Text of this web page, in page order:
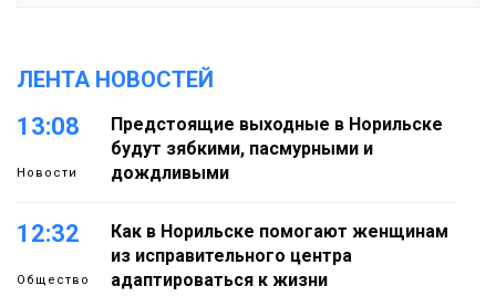
ЛЕНТА НОВОСТЕЙ
13:08
Новости
Предстоящие выходные в Норильске
будут зябкими, пасмурными и
дождливыми
12:32
Общество
Как в Норильске помогают женщинам
из исправительного центра
адаптироваться к жизни